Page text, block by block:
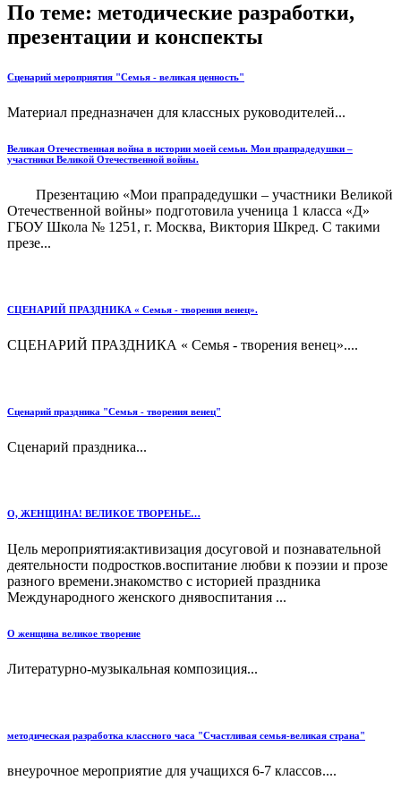
По теме: методические разработки,
презентации и конспекты
Сценарий мероприятия "Семья - великая ценность"
Материал предназначен для классных руководителей...
Великая Отечественная война в истории моей семьи. Мои прапрадедушки –
участники Великой Отечественной войны.
Презентацию «Мои прапрадедушки – участники Великой
Отечественной войны» подготовила ученица 1 класса «Д»
ГБОУ Школа № 1251, г. Москва, Виктория Шкред. С такими
презе...
СЦЕНАРИЙ ПРАЗДНИКА « Семья - творения венец».
СЦЕНАРИЙ ПРАЗДНИКА « Семья - творения венец»....
Сценарий праздника "Семья - творения венец"
Сценарий праздника...
О, ЖЕНЩИНА! ВЕЛИКОЕ ТВОРЕНЬЕ…
Цель мероприятия:активизация досуговой и познавательной
деятельности подростков.воспитание любви к поэзии и прозе
разного времени.знакомство с историей праздника
Международного женского днявоспитания ...
О женщина великое творение
Литературно-музыкальная композиция...
методическая разработка классного часа "Счастливая семья-великая страна"
внеурочное мероприятие для учащихся 6-7 классов....